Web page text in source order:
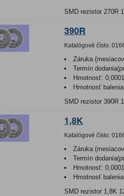
SMD rezistor 270R
390R
Katalógové číslo:
Záruka
Termín
Hmotnosť:
Hmotnosť
SMD rezistor 390R
1,8K
Katalógové číslo:
Záruka
Termín
Hmotnosť:
Hmotnosť
SMD rezistor 1,8K